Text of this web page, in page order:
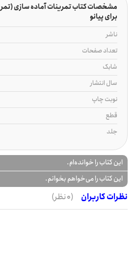
مشخصات کتاب تمرینات آماده سازی
برای پیانو
ناشر
تعداد صفحات
شابک
سال انتشار
نوبت چاپ
قطع
جلد
این کتاب را خوانده‌ام.
این کتاب را می‌خواهم بخوانم.
نظرات کاربران
(0 نظر)